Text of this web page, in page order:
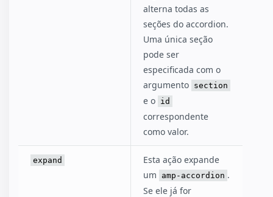
alterna todas as
seções do accordion.
Uma única seção
pode ser
especificada com o
argumento section
e o id
correspondente
como valor.
expand
Esta ação expande
um
amp-accordion .
Se ele já for